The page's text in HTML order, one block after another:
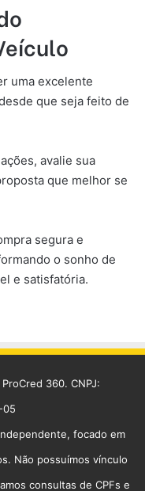
uma excelente
que seja feito de
avalie sua
que melhor se
segura e
o sonho de
e satisfatória.
360. CNPJ:
05
focado em
Não possuímos vínculo
consultas de CPFs e